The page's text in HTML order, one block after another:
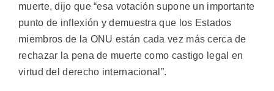
muerte, dijo que “esa votación supone un importante
punto de inflexión y demuestra que los Estados
miembros de la ONU están cada vez más cerca de
rechazar la pena de muerte como castigo legal en
virtud del derecho internacional”.